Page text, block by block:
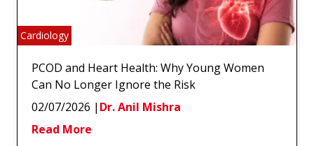
Cardiology
PCOD and Heart Health: Why Young Women
Can No Longer Ignore the Risk
02/07/2026 | Dr. Anil Mishra
Read More